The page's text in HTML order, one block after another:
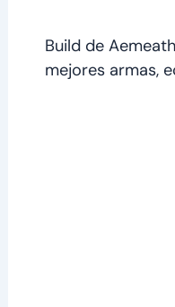
Build de
mejores armas,